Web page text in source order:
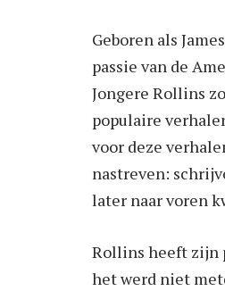
Geboren als
passie van de
Jongere Rollins
populaire
voor deze
nastreven:
later naar voren
Rollins heeft zijn
het werd niet